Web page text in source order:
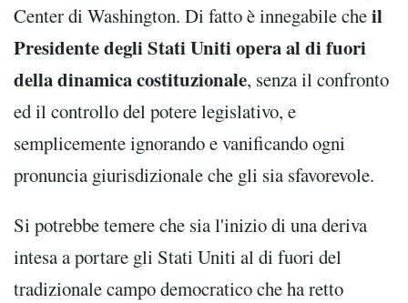
Center di Washington. Di fatto è innegabile cheil
Presidente degli Stati Uniti opera al di fuori
della dinamica costituzionale, senza il confronto
ed il controllo del potere legislativo, e
semplicemente ignorando e vanificando ogni
pronuncia giurisdizionale che gli sia sfavorevole.
Si potrebbe temere che sia l'inizio di una deriva
intesa a portare gli Stati Uniti al di fuori del
tradizionale campo democratico che ha retto